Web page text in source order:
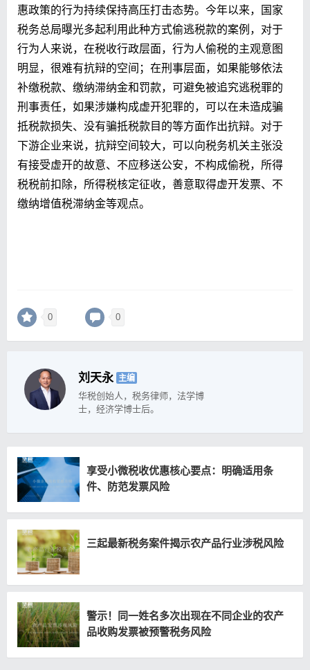
惠政策的行为持续保持高压打击态势。今年以来，国家
税务总局曝光多起利用此种方式偷逃税款的案例，对于
行为人来说，在税收行政层面，行为人偷税的主观意图
明显，很难有抗辩的空间；在刑事层面，如果能够依法
补缴税款、缴纳滞纳金和罚款，可避免被追究逃税罪的
刑事责任，如果涉嫌构成虚开犯罪的，可以在未造成骗
抵税款损失、没有骗抵税款目的等方面作出抗辩。对于
下游企业来说，抗辩空间较大，可以向税务机关主张没
有接受虚开的故意、不应移送公安，不构成偷税，所得
税税前扣除，所得税核定征收，善意取得虚开发票、不
缴纳增值税滞纳金等观点。
0 0
刘天永 主编
华税创始人，税务律师，法学博
士，经济学博士后。
享受小微税收优惠核心要点：明确适用条
件、防范发票风险
三起最新税务案件揭示农产品行业涉税风险
警示！同一姓名多次出现在不同企业的农产
品收购发票被预警税务风险